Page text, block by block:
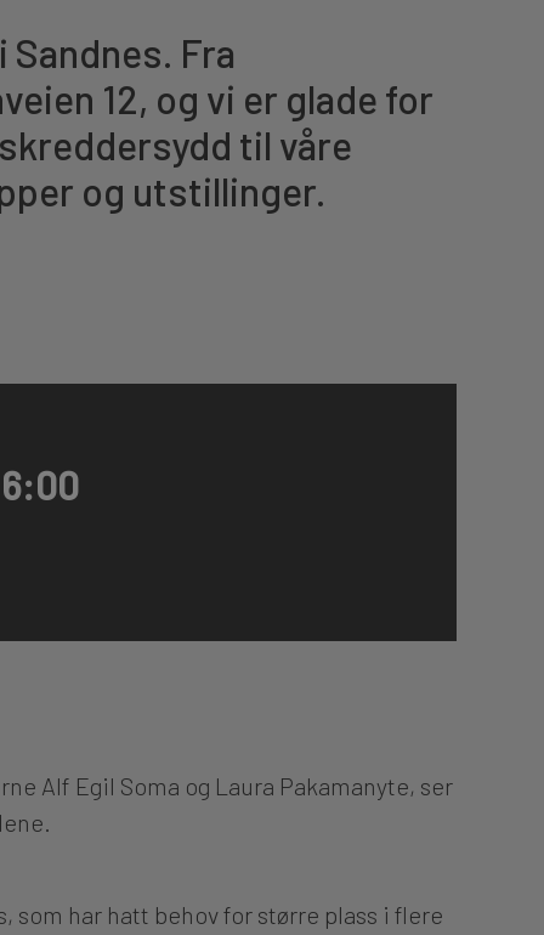
Fra
12, og vi er glade for
til våre
og utstillinger.
Alf Egil Soma og Laura Pakamanyte, ser
som har hatt behov for større plass i flere